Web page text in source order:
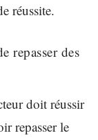
réussite.
repasser des
doit réussir
repasser le